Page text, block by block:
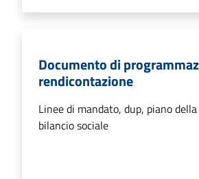
Documento di
rendicontazione
Linee di mandato, dup, piano
bilancio sociale